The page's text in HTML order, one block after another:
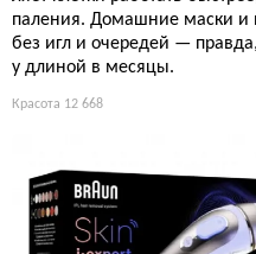
паления. Домашние маски и
без игл и очередей —
у длиной в месяцы.
Красота 12 668